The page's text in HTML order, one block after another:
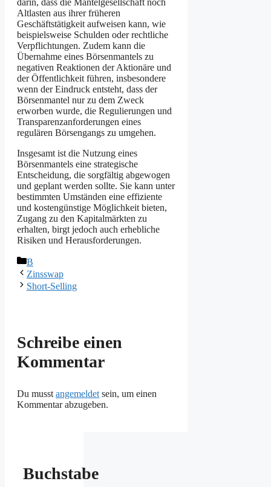
Altlasten aus ihrer früheren
Geschäftstätigkeit aufweisen kann, wie
beispielsweise Schulden oder rechtliche
Verpflichtungen. Zudem kann die
Übernahme eines Börsenmantels zu
negativen Reaktionen der Aktionäre und
der Öffentlichkeit führen, insbesondere
wenn der Eindruck entsteht, dass der
Börsenmantel nur zu dem Zweck
erworben wurde, die Regulierungen und
Transparenzanforderungen eines
regulären Börsengangs zu umgehen.
Insgesamt ist die Nutzung eines
Börsenmantels eine strategische
Entscheidung, die sorgfältig abgewogen
und geplant werden sollte. Sie kann unter
bestimmten Umständen eine effiziente
und kostengünstige Möglichkeit bieten,
Zugang zu den Kapitalmärkten zu
erhalten, birgt jedoch auch erhebliche
Risiken und Herausforderungen.
Kategorien
B
Zinsswap
Short-Selling
Schreibe einen
Kommentar
Du musst angemeldet sein, um einen
Kommentar abzugeben.
Buchstabe